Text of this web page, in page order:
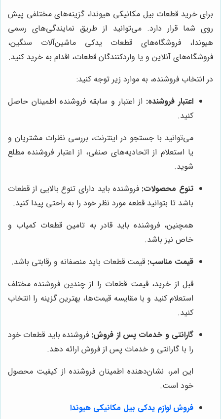
برای خرید قطعات بیل مکانیکی هیوندا، گزینه‌های مختلفی پیش
روی شما قرار دارد. می‌توانید از طریق نمایندگی‌های رسمی
هیوندا، فروشگاه‌های قطعات یدکی ماشین‌آلات سنگین،
فروشگاه‌های آنلاین و یا واردکنندگان قطعات، اقدام به خرید کنید.
در انتخاب فروشنده، به موارد زیر توجه کنید:
اعتبار فروشنده: از اعتبار و سابقه فروشنده اطمینان حاصل
کنید.
می‌توانید با جستجو در اینترنت، بررسی نظرات مشتریان و
یا استعلام از اتحادیه‌های صنفی، از اعتبار فروشنده مطلع
شوید.
تنوع محصولات: فروشنده باید دارای تنوع بالایی از قطعات
باشد تا بتوانید قطعه مورد نظر خود را به راحتی پیدا کنید.
همچنین، فروشنده باید قادر به تامین قطعات کمیاب و
خاص نیز باشد.
قیمت مناسب: قیمت قطعات باید منصفانه و رقابتی باشد.
قبل از خرید، قیمت قطعات را از چندین فروشنده مختلف
استعلام کنید و با مقایسه قیمت‌ها، بهترین گزینه را انتخاب
کنید.
گارانتی و خدمات پس از فروش: فروشنده باید قطعات خود
را با گارانتی و خدمات پس از فروش ارائه دهد.
این امر، نشان‌دهنده اطمینان فروشنده از کیفیت محصول
خود است.
فروش لوازم یدکی بیل مکانیکی هیوندا